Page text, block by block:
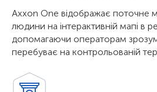
Axxon One відображає поточне
людини на інтерактивній мапі в
допомагаючи операторам
перебуває на контрольованій